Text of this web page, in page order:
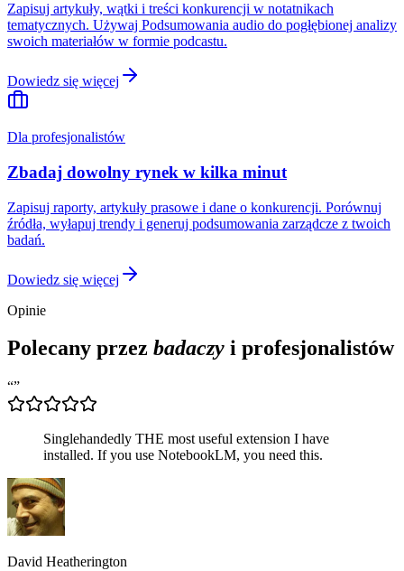
Zapisuj artykuły, wątki i treści konkurencji w notatnikach
tematycznych. Używaj Podsumowania audio do pogłębionej analizy
swoich materiałów w formie podcastu.
Dowiedz się więcej
Dla profesjonalistów
Zbadaj dowolny rynek w kilka minut
Zapisuj raporty, artykuły prasowe i dane o konkurencji. Porównuj
źródła, wyłapuj trendy i generuj podsumowania zarządcze z twoich
badań.
Dowiedz się więcej
Opinie
Polecany przez badaczy i profesjonalistów
“”
Singlehandedly THE most useful extension I have
installed. If you use NotebookLM, you need this.
David Heatherington